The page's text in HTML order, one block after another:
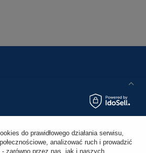
do prawidłowego działania serwisu,
analizować ruch i prowadzić
- zarówno przez nas, jak i naszych